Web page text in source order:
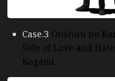
Case.3 Onshuu no
Side of Love and
Kogami